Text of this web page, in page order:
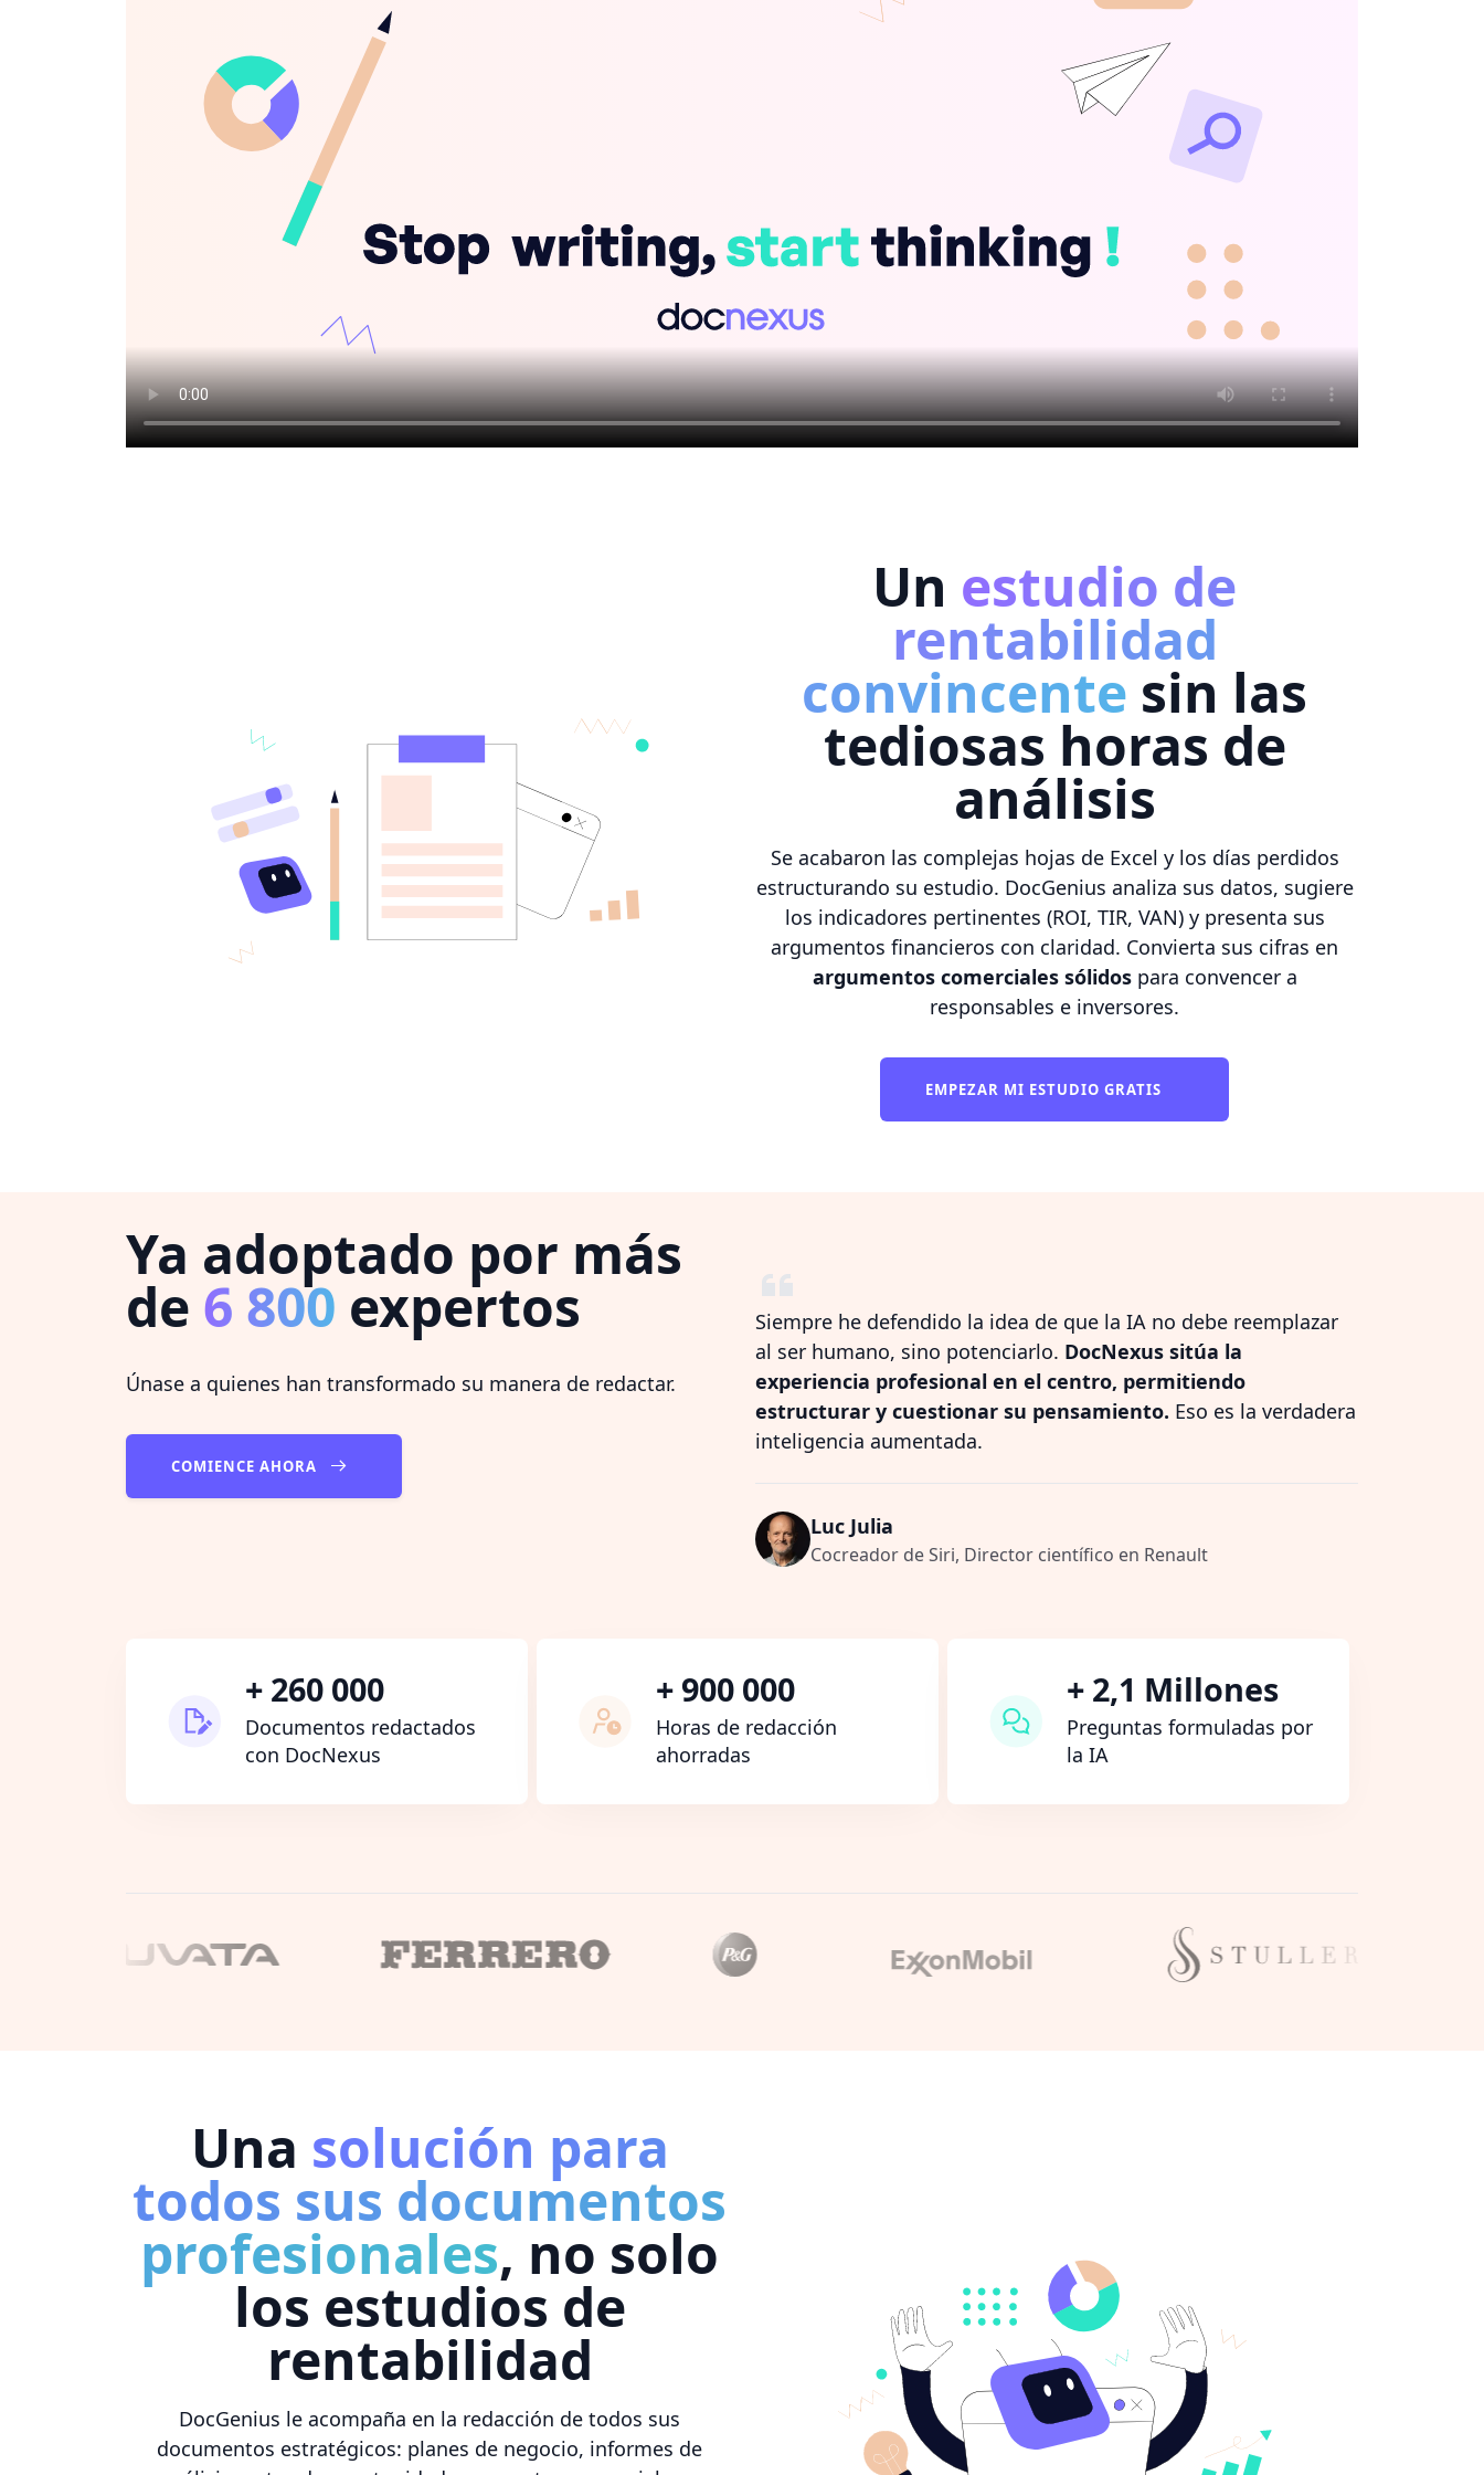
Un estudio de
rentabilidad
convincente sin las
tediosas horas de
análisis
Se acabaron las complejas hojas de Excel y los días perdidos
estructurando su estudio. DocGenius analiza sus datos, sugiere
los indicadores pertinentes (ROI, TIR, VAN) y presenta sus
argumentos financieros con claridad. Convierta sus cifras en
argumentos comerciales sólidospara convencer a
responsables e inversores.
EMPEZAR MI ESTUDIO GRATIS
Ya adoptado por más
de 6 800 expertos
Únase a quienes han transformado su manera de redactar.
COMIENCE AHORA
Siempre he defendido la idea de que la IA no debe reemplazar
al ser humano, sino potenciarlo. DocNexus sitúa la
experiencia profesional en el centro, permitiendo
estructurar y cuestionar su pensamiento. Eso es la verdadera
inteligencia aumentada.
Luc Julia
Cocreador de Siri, Director científico en Renault
+ 260 000
Documentos redactados
con DocNexus
+ 900 000
Horas de redacción
ahorradas
+ 2,1 Millones
Preguntas formuladas por
la IA
Una solución para
todos sus documentos
profesionales, no solo
los estudios de
rentabilidad
DocGenius le acompaña en la redacción de todos sus
documentos estratégicos: planes de negocio, informes de